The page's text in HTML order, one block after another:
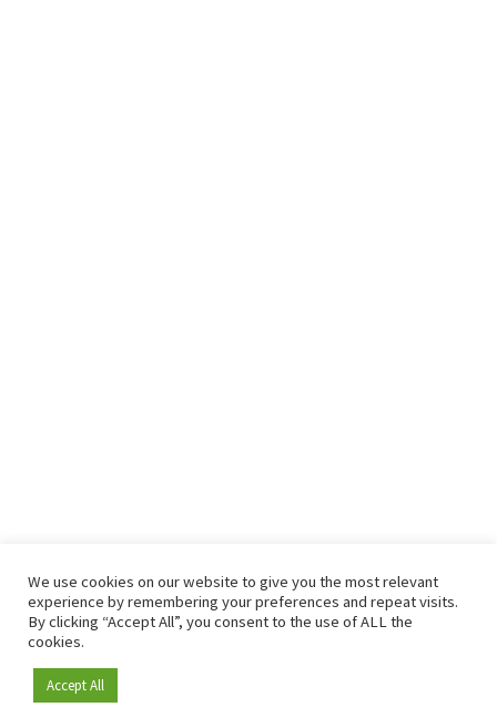
We use cookies on our website to give you the most relevant
experience by remembering your preferences and repeat visits.
By clicking “Accept All”, you consent to the use of ALL the
cookies.
Accept All